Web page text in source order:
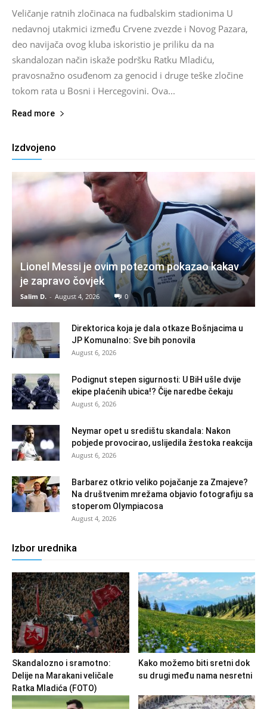
Veličanje ratnih zločinaca na fudbalskim stadionima U
nedavnoj utakmici između Crvene zvezde i Novog Pazara,
deo navijača ovog kluba iskoristio je priliku da na
skandalozan način iskaže podršku Ratku Mladiću,
pravosnažno osuđenom za genocid i druge teške zločine
tokom rata u Bosni i Hercegovini. Ova...
Read more
Izdvojeno
Lionel Messi je ovim potezom pokazao kakav
je zapravo čovjek
Salim D. - August 4, 2026 0
Direktorica koja je dala otkaze Bošnjacima u
JP Komunalno: Sve bih ponovila
August 6, 2026
Podignut stepen sigurnosti: U BiH ušle dvije
ekipe plaćenih ubica!? Čije naredbe čekaju
August 6, 2026
Neymar opet u središtu skandala: Nakon
pobjede provocirao, uslijedila žestoka reakcija
August 6, 2026
Barbarez otkrio veliko pojačanje za Zmajeve?
Na društvenim mrežama objavio fotografiju sa
stoperom Olympiacosa
August 4, 2026
Izbor urednika
Skandalozno i sramotno:
Delije na Marakani veličale
Ratka Mladića (FOTO)
Kako možemo biti sretni dok
su drugi među nama nesretni